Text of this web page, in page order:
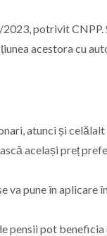
potrivit CNPP.
acestora cu
atunci și
același preț
va pune în aplicare
pensii pot